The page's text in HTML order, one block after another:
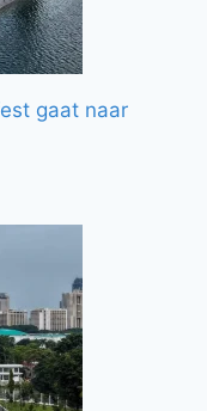
gaat naar